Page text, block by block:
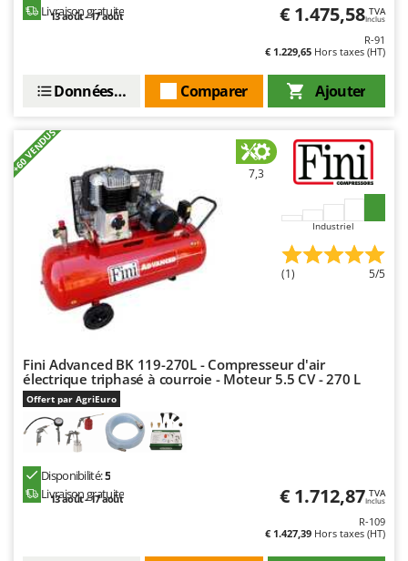
Livraison gratuite
13 août - 17 août € 1.475,58 TVA
Inclus
R-91
€ 1.229,65 Hors taxes (HT)
Ajouter
Comparer
Données techniques
+60 VENDUS 7,3
Industriel
(1) 5/5
Fini Advanced BK 119-270L - Compresseur d'air
électrique triphasé à courroie - Moteur 5.5 CV - 270 L
Offert par AgriEuro
Disponibilité:5
Livraison gratuite
13 août - 17 août € 1.712,87 TVA
Inclus
R-109
€ 1.427,39 Hors taxes (HT)